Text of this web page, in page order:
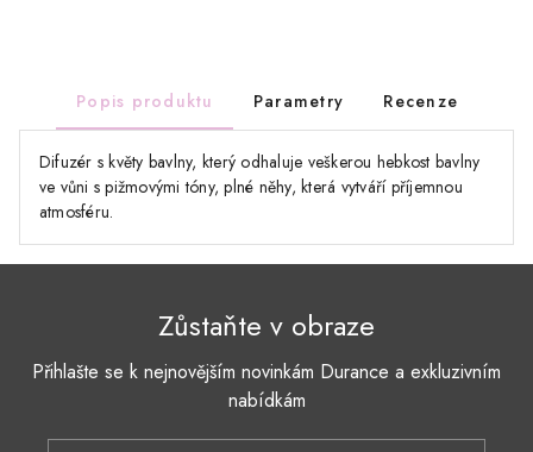
Popis produktu Parametry Recenze
Difuzér s květy bavlny, který odhaluje veškerou hebkost bavlny
ve vůni s pižmovými tóny, plné něhy, která vytváří příjemnou
atmosféru.
Zůstaňte v obraze
Přihlašte se k nejnovějším novinkám Durance a exkluzivním
nabídkám